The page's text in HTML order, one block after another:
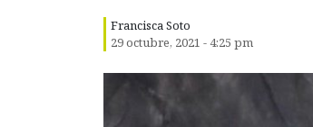
Francisca Soto
29 octubre, 2021 - 4:25 pm